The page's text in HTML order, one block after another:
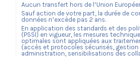
Aucun transfert hors de l’Union
Sauf action de votre part, la durée de
données n’excède pas 2 ans.
En application des standards et des
(PSSI) en vigueur, les mesures
optimales sont appliquées aux
(accès et protocoles sécurisés,
administration, sensibilisations des